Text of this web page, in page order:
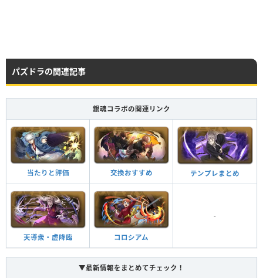
パズドラの関連記事
銀魂コラボの関連リンク
当たりと評価 交換おすすめ テンプレまとめ
天導衆・虚降臨 コロシアム
-
▼最新情報をまとめてチェック！